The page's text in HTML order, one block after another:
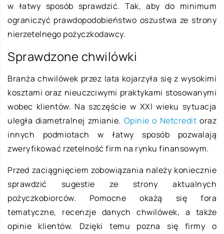
w łatwy sposób sprawdzić. Tak, aby do minimum
ograniczyć prawdopodobieństwo oszustwa ze strony
nierzetelnego pożyczkodawcy.
Sprawdzone chwilówki
Branża chwilówek przez lata kojarzyła się z wysokimi
kosztami oraz nieuczciwymi praktykami stosowanymi
wobec klientów. Na szczęście w XXI wieku sytuacja
uległa diametralnej zmianie. Opinie o Netcredit oraz
innych podmiotach w łatwy sposób pozwalają
zweryfikować rzetelność firm na rynku finansowym.
Przed zaciągnięciem zobowiązania należy koniecznie
sprawdzić sugestie ze strony aktualnych
pożyczkobiorców. Pomocne okażą się fora
tematyczne, recenzje danych chwilówek, a także
opinie klientów. Dzięki temu pozna się firmy o